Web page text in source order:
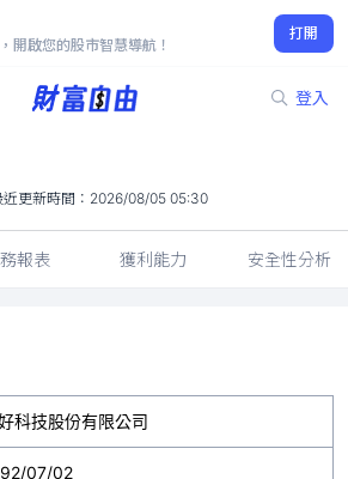
開啟您的股市智慧導航！
打開
登入
15.50
-0.95%
更新時間： 2026/08/05 05:30
報表 獲利能力 安全性分析
科技股份有限公司
07/02